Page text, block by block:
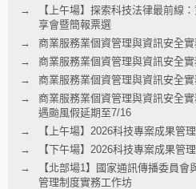
【上午場】探索科技法律最前線
享會暨簡報票選
商業服務業個資管理與資訊安全實
商業服務業個資管理與資訊安全實
商業服務業個資管理與資訊安全實
商業服務業個資管理與資訊安全
遇颱風假延期至7/16
【上午場】2026科技專案成果管
【下午場】2026科技專案成果管
【北部場1】國家通訊傳播委員
管理制度實務工作坊